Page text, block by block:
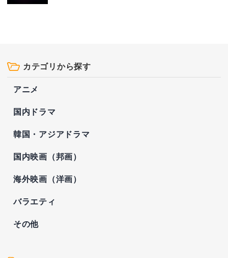
カテゴリから探す
アニメ
国内ドラマ
韓国・アジアドラマ
国内映画（邦画）
海外映画（洋画）
バラエティ
その他